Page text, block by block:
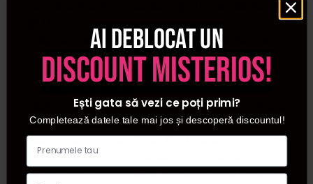
usurinta aplicarii unui lac de unghii cu rezistenta unui
- asigura o rezistenta de pana la 4-6 saptamani pe
unghii;
- in functie de necesitate, culorile se pot aplica intr-
- toate culorile se pot folosi atat la aplicarea clasica a
ojei semipermanente, cat si la aplicarea cu apex.
- toate culorile gamei Cupio The One sunt
compatibile si in formulele de lucru combinate;
- se pot aplica cu succes si pe manichiurile lucrate cu
Ai deblocat un
discount misterios!
Ești gata să vezi ce poți primi?
Completează datele tale mai jos și descoperă discountul!